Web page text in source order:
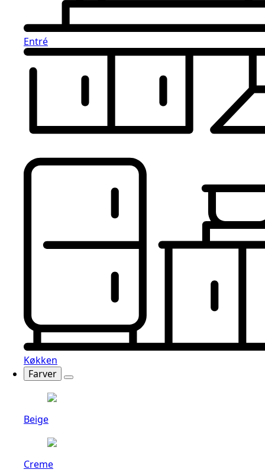
Entré
Køkken
Farver
Beige
Creme